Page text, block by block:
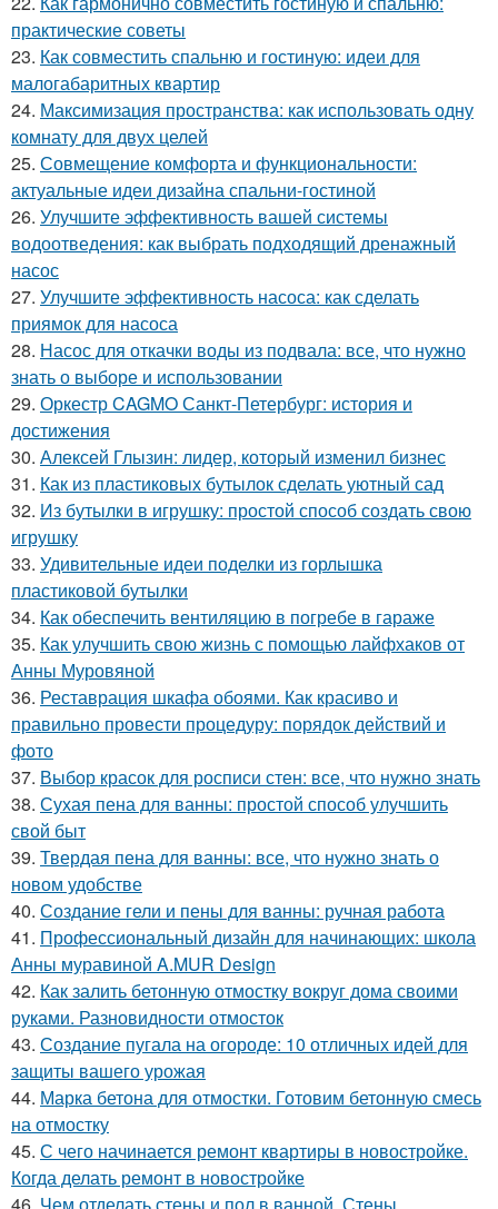
практические советы
23. Как совместить спальню и гостиную: идеи для
малогабаритных квартир
24. Максимизация пространства: как использовать одну
комнату для двух целей
25. Совмещение комфорта и функциональности:
актуальные идеи дизайна спальни-гостиной
26. Улучшите эффективность вашей системы
водоотведения: как выбрать подходящий дренажный
насос
27. Улучшите эффективность насоса: как сделать
приямок для насоса
28. Насос для откачки воды из подвала: все, что нужно
знать о выборе и использовании
29. Оркестр CAGMO Санкт-Петербург: история и
достижения
30. Алексей Глызин: лидер, который изменил бизнес
31. Как из пластиковых бутылок сделать уютный сад
32. Из бутылки в игрушку: простой способ создать свою
игрушку
33. Удивительные идеи поделки из горлышка
пластиковой бутылки
34. Как обеспечить вентиляцию в погребе в гараже
35. Как улучшить свою жизнь с помощью лайфхаков от
Анны Муровяной
36. Реставрация шкафа обоями. Как красиво и
правильно провести процедуру: порядок действий и
фото
37. Выбор красок для росписи стен: все, что нужно знать
38. Сухая пена для ванны: простой способ улучшить
свой быт
39. Твердая пена для ванны: все, что нужно знать о
новом удобстве
40. Создание гели и пены для ванны: ручная работа
41. Профессиональный дизайн для начинающих: школа
Анны муравиной A.MUR Design
42. Как залить бетонную отмостку вокруг дома своими
руками. Разновидности отмосток
43. Создание пугала на огороде: 10 отличных идей для
защиты вашего урожая
44. Марка бетона для отмостки. Готовим бетонную смесь
на отмостку
45. С чего начинается ремонт квартиры в новостройке.
Когда делать ремонт в новостройке